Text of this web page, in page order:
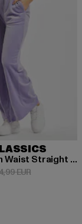
Ladies High Waist Straight Velvet
20,99 EUR
EURAktionspreis: